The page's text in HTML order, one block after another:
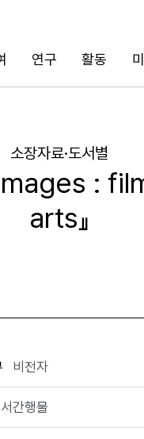
연구 활동
소장자료·도서별
:
arts』
비전자
간행물